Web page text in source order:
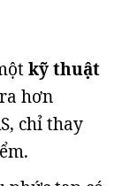
kỹ thuật
hơn
chỉ thay